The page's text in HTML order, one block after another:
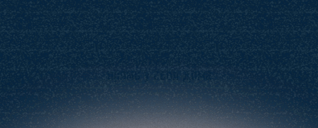
Готовый кино-reels + твердый навык
создания AI фильмов без команды
прямо у себя дома